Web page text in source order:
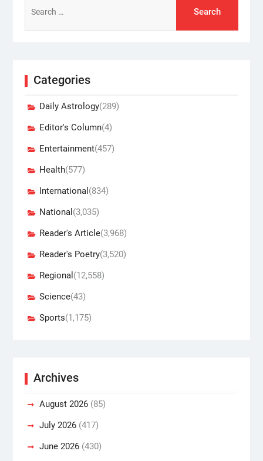
for:
Categories
Daily Astrology(289)
Editor's Column(4)
Entertainment(457)
Health(577)
International (834)
National (3,035)
Reader's Article(3,968)
Reader's Poetry(3,520)
Regional (12,558)
Science(43)
Sports(1,175)
Archives
August 2026(85)
July 2026(417)
June 2026(430)